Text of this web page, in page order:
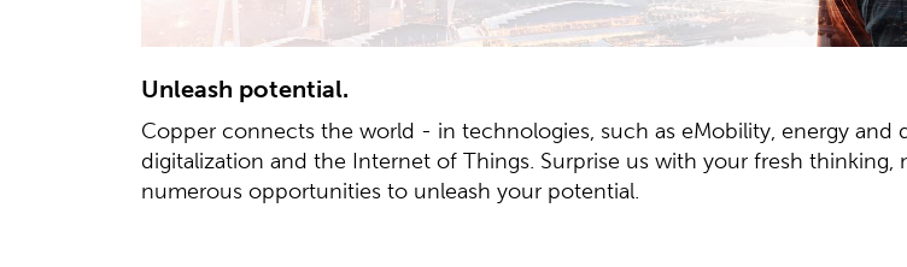
Unleash potential.
Copper connects the world - in technologies, such as eMobility, energy
digitalization and the Internet of Things. Surprise us with your fresh
numerous opportunities to unleash your potential.